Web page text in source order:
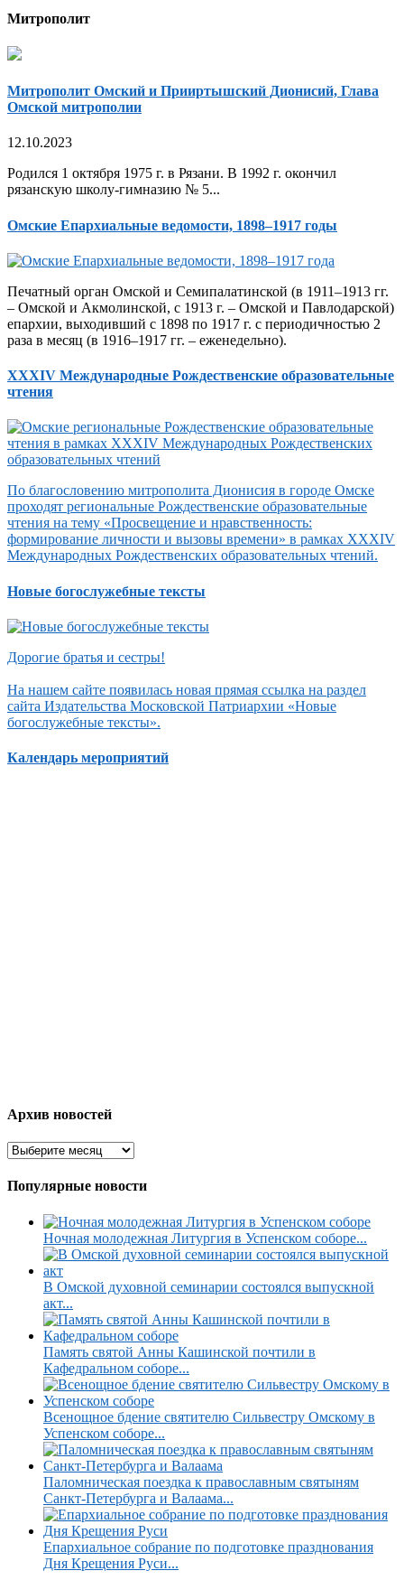
Митрополит
Митрополит Омский и Прииртышский Дионисий, Глава
Омской митрополии
12.10.2023
Родился 1 октября 1975 г. в Рязани. В 1992 г. окончил
рязанскую школу-гимназию № 5...
Омские Епархиальные ведомости, 1898–1917 годы
Печатный орган Омской и Семипалатинской (в 1911–1913 гг.
– Омской и Акмолинской, с 1913 г. – Омской и Павлодарской)
епархии, выходивший с 1898 по 1917 г. с периодичностью 2
раза в месяц (в 1916–1917 гг. – еженедельно).
XXXIV Международные Рождественские образовательные
чтения
По благословению митрополита Дионисия в городе Омске
проходят региональные Рождественские образовательные
чтения на тему «Просвещение и нравственность:
формирование личности и вызовы времени» в рамках XXXIV
Международных Рождественских образовательных чтений.
Новые богослужебные тексты
Дорогие братья и сестры!
На нашем сайте появилась новая прямая ссылка на раздел
сайта Издательства Московской Патриархии «Новые
богослужебные тексты».
Календарь мероприятий
Архив новостей
Популярные новости
Ночная молодежная Литургия в Успенском соборе...
В Омской духовной семинарии состоялся выпускной
акт...
Память святой Анны Кашинской почтили в
Кафедральном соборе...
Всенощное бдение святителю Сильвестру Омскому в
Успенском соборе...
Паломническая поездка к православным святыням
Санкт-Петербурга и Валаама...
Епархиальное собрание по подготовке празднования
Дня Крещения Руси...